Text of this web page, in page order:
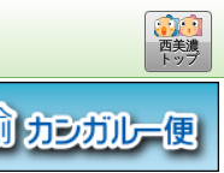
西美濃
トップ